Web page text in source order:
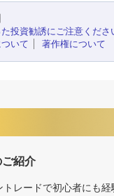
た投資勧誘にご注意くださ
いて
著作権について
紹介
レードで初心者にも